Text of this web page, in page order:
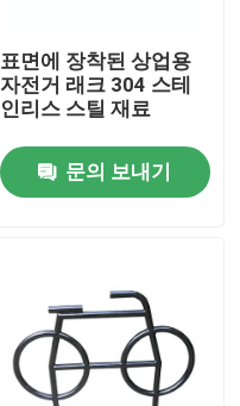
표면에 장착된 상업용
자전거 래크 304 스테
인리스 스틸 재료
문의 보내기